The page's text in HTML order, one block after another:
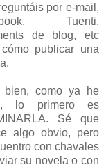
por e-mail,
Tuenti,
de blog, etc
publicar una
bien, como ya he
lo primero es
Sé que
algo obvio, pero
con chavales
su novela o con